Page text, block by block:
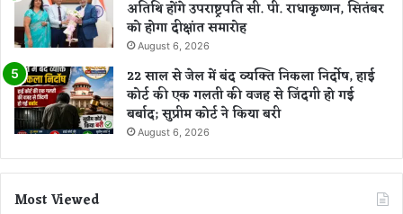
अतिथि होंगे उपराष्ट्रपति सी. पी. राधाकृष्णन, सितंबर
को होगा दीक्षांत समारोह
August 6, 2026
22 साल से जेल में बंद व्यक्ति निकला निर्दोष, हाई
कोर्ट की एक गलती की वजह से जिंदगी हो गई
बर्बाद; सुप्रीम कोर्ट ने किया बरी
August 6, 2026
Most Viewed